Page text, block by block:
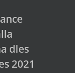
dles
2021